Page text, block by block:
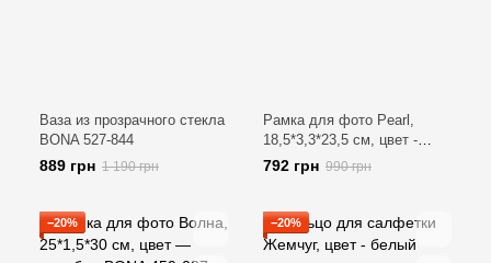
Ваза из прозрачного стекла
BONA 527-844
889 грн 1 190 грн
Рамка для фото Pearl,
18,5*3,3*23,5 см, цвет -
шампань BONA 459-088
792 грн 990 грн
−20% −20%